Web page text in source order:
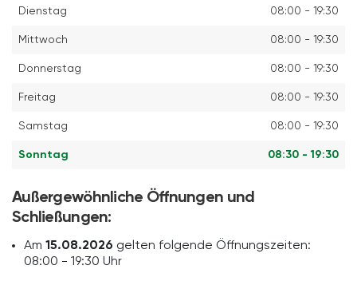
Dienstag 08:00 - 19:30
Mittwoch 08:00 - 19:30
Donnerstag 08:00 - 19:30
Freitag 08:00 - 19:30
Samstag 08:00 - 19:30
Sonntag 08:30 - 19:30
Außergewöhnliche Öffnungen und
Schließungen:
Am 15.08.2026 gelten folgende Öffnungszeiten:
08:00 - 19:30 Uhr